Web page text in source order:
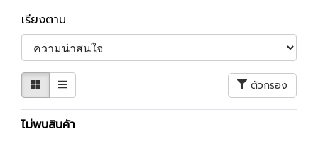
เรียงตาม
ตัวกรอง
ไม่พบสินค้า